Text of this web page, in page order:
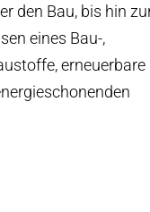
den Bau, bis hin
eines Bau-,
erneuerbare